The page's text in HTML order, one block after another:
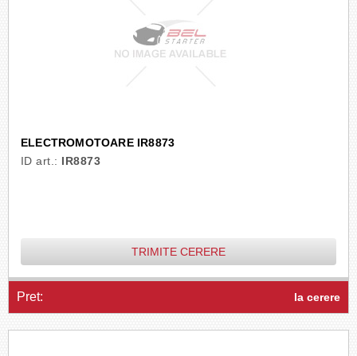
ELECTROMOTOARE IR8873
ID art.: IR8873
TRIMITE CERERE
Pret: la cerere